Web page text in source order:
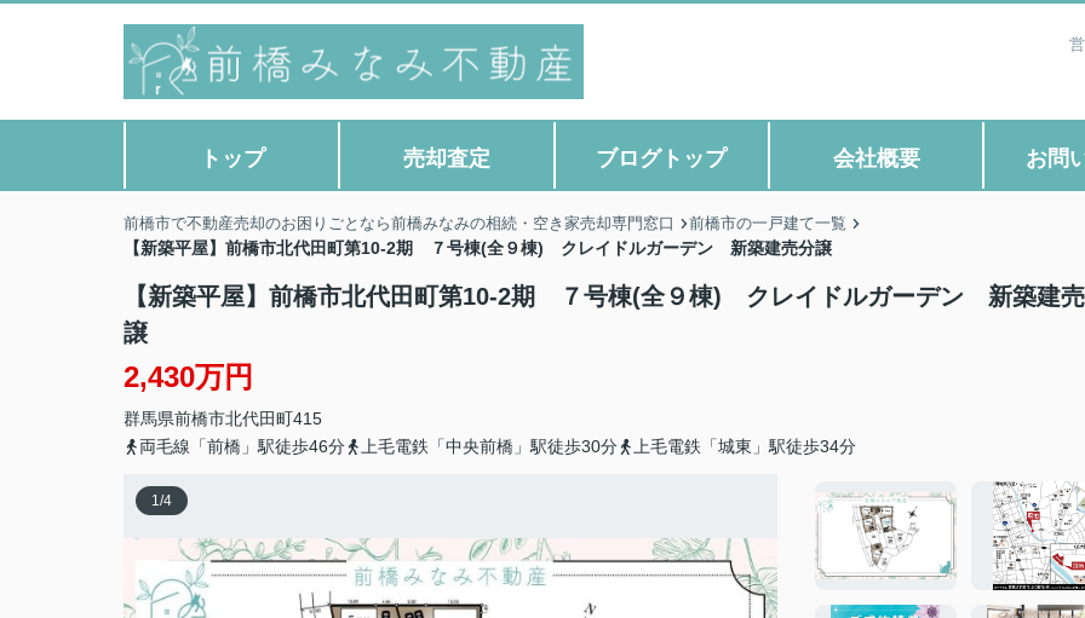
トップ 売却査定 ブログトップ 会社概要 お問
前橋市で不動産売却のお困りごとなら前橋みなみの相続・空き家売却専門窓口 前橋市の一戸建て一覧
【新築平屋】前橋市北代田町第10-2期 ７号棟(全９棟) クレイドルガーデン 新築建売分譲
【新築平屋】前橋市北代田町第10-2期 ７号棟(全９棟) クレイドルガーデン 新築建
譲
2,430万円
群馬県前橋市北代田町415
両毛線「前橋」駅徒歩46分
上毛電鉄「中央前橋」駅徒歩30分 上毛電鉄「城東」駅徒歩34分
1/4